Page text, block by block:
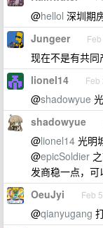
@hellol 深圳期
Jungeer
现在不是有共同
lionel14 Feb
@shadowyue
shadowyue
@lionel14 光明
@epicSoldier
发商稳一点，可
OeuJyi Feb
@qianyugang